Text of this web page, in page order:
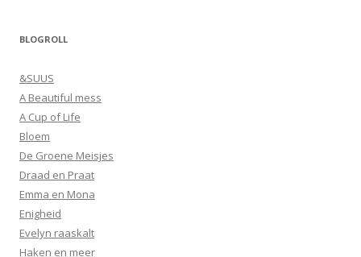
BLOGROLL
&SUUS
A Beautiful mess
A Cup of Life
Bloem
De Groene Meisjes
Draad en Praat
Emma en Mona
Enigheid
Evelyn raaskalt
Haken en meer